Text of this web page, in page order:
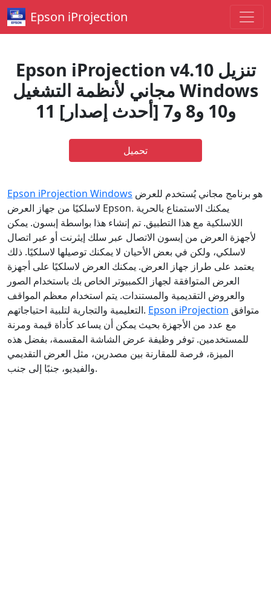
Epson iProjection
Epson iProjection v4.10 تنزيل
مجاني لأنظمة التشغيل Windows
11 و10 و8 و7 [أحدث إصدار]
تحميل
Epson iProjection Windows
لاسلكيًا من جهاز العرض Epson. يمكنك الاستمتاع بالحرية
اللاسلكية مع هذا التطبيق. تم إنشاء هذا بواسطة إبسون. يمكن
لأجهزة العرض من إبسون الاتصال عبر سلك إيثرنت أو عبر اتصال
لاسلكي، ولكن في بعض الأحيان لا يمكنك توصيلها لاسلكيًا. ذلك
يعتمد على طراز جهاز العرض. يمكنك العرض لاسلكيًا على أجهزة
العرض المتوافقة لجهاز الكمبيوتر الخاص بك باستخدام الصور
والعروض التقديمية والمستندات. يتم استخدام معظم المواقف
التعليمية والتجارية لتلبية احتياجاتهم. Epson iProjection
مع عدد من الأجهزة بحيث يمكن أن يساعد كأداة قيمة ومرنة
للمستخدمين. توفر وظيفة عرض الشاشة المقسمة، بفضل هذه
الميزة، فرصة للمقارنة بين مصدرين، مثل العرض التقديمي
والفيديو، جنبًا إلى جنب.